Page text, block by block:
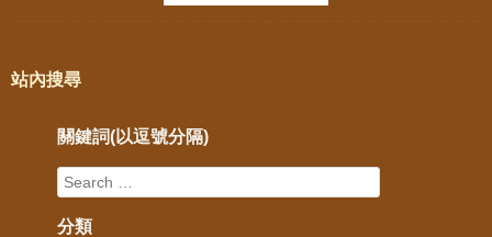
站內搜尋
關鍵詞(以逗號分隔)
分類